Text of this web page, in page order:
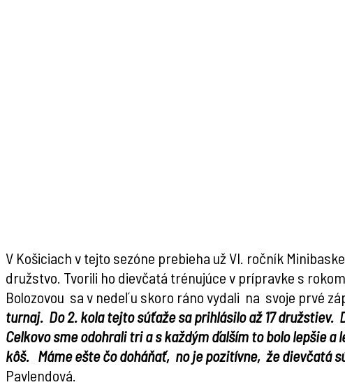
V Košiciach v tejto sezóne prebieha už VI. ročník
družstvo. Tvorili ho dievčatá trénujúce v prípravke s
Bolozovou sa v nedeľu skoro ráno vydali na svoje prvé
turnaj. Do 2. kola tejto súťaže sa prihlásilo až 17
Celkovo sme odohrali tri a s každým ďalším to bolo lepšie
kôš. Máme ešte čo doháňať, no je pozitívne, že dievčatá
Pavlendová.